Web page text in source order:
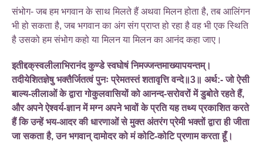
संभोग- जब हम भगवान के साथ मिलते हैं अथवा मिलन होता है, तब आलिंगन
भी हो सकता है, जब भगवान का अंग संग प्राप्त हो रहा है वह भी एक स्थिति
है उसको हम संभोग कहो या मिलन या मिलन का आनंद कहा जाए।
इतीद्दक्‌स्वलीलाभिरानंद कुण्डे स्वघोषं निमज्जन्तमाख्यापयन्तम्।
तदीयेशितज्ञेषु भक्तैर्जितत्वं पुनः प्रेमतस्तं शतावृत्ति वन्दे॥3॥ अर्थ:- जो ऐसी
बाल्य-लीलाओं के द्वारा गोकुलवासियों को आनन्द-सरोवरों में डुबोते रहते हैं,
और अपने ऐश्वर्य-ज्ञान में मग्न अपने भावों के प्रति यह तथ्य प्रकाशित करते
हैं कि उन्हें भय-आदर की धारणाओं से मुक्त अंतरंग प्रेमी भक्तों द्वारा ही जीता
जा सकता है, उन भगवान्‌ दामोदर को मं कोटि-कोटि प्रणाम करता हूँ।